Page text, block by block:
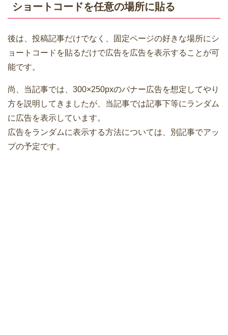
ショートコードを任意の場所に貼る
後は、投稿記事だけでなく、固定ページの好きな場所にシ
ョートコードを貼るだけで広告を広告を表示することが可
能です。
尚、当記事では、300×250pxのバナー広告を想定してやり
方を説明してきましたが、当記事では記事下等にランダム
に広告を表示しています。
広告をランダムに表示する方法については、別記事でアッ
プの予定です。